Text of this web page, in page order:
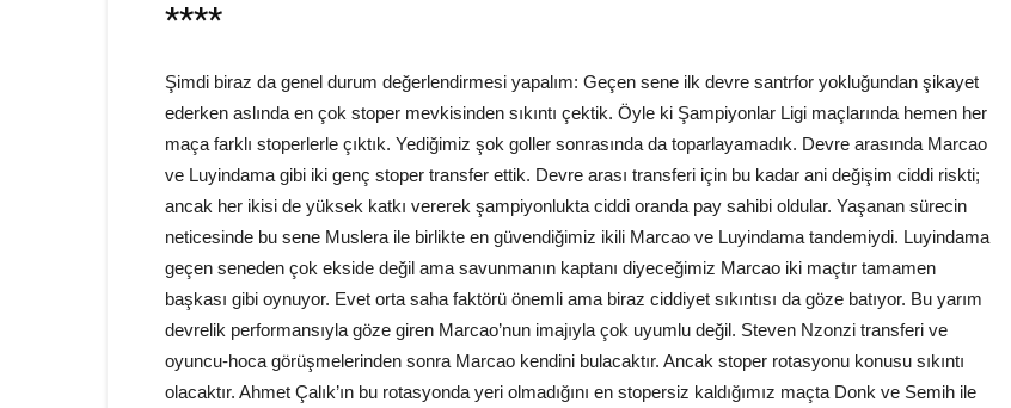
****
Şimdi biraz da genel durum değerlendirmesi yapalım: Geçen sene ilk devre santrfor yokluğundan şikayet
ederken aslında en çok stoper mevkisinden sıkıntı çektik. Öyle ki Şampiyonlar Ligi maçlarında hemen her
maça farklı stoperlerle çıktık. Yediğimiz şok goller sonrasında da toparlayamadık. Devre arasında Marcao
ve Luyindama gibi iki genç stoper transfer ettik. Devre arası transferi için bu kadar ani değişim ciddi riskti;
ancak her ikisi de yüksek katkı vererek şampiyonlukta ciddi oranda pay sahibi oldular. Yaşanan sürecin
neticesinde bu sene Muslera ile birlikte en güvendiğimiz ikili Marcao ve Luyindama tandemiydi. Luyindama
geçen seneden çok ekside değil ama savunmanın kaptanı diyeceğimiz Marcao iki maçtır tamamen
başkası gibi oynuyor. Evet orta saha faktörü önemli ama biraz ciddiyet sıkıntısı da göze batıyor. Bu yarım
devrelik performansıyla göze giren Marcao’nun imajıyla çok uyumlu değil. Steven Nzonzi transferi ve
oyuncu-hoca görüşmelerinden sonra Marcao kendini bulacaktır. Ancak stoper rotasyonu konusu sıkıntı
olacaktır. Ahmet Çalık’ın bu rotasyonda yeri olmadığını en stopersiz kaldığımız maçta Donk ve Semih ile